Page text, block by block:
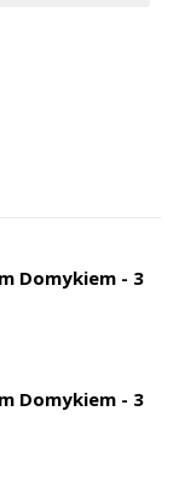
Domykiem - 3
Domykiem - 3